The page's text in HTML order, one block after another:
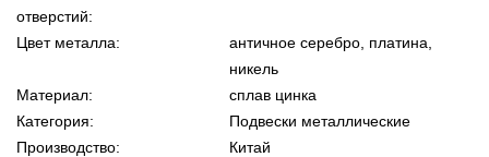
отверстий:
Цвет металла:
античное серебро, платина,
никель
Материал:
сплав цинка
Категория:
Подвески металлические
Производство:
Китай